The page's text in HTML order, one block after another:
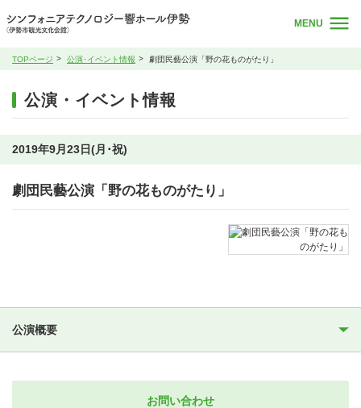
MENU
TOPページ 公演･イベント情報 劇団民藝公演「野の花ものがたり」
公演・イベント情報
2019年9月23日(月･祝)
劇団民藝公演「野の花ものがたり」
公演概要
お問い合わせ